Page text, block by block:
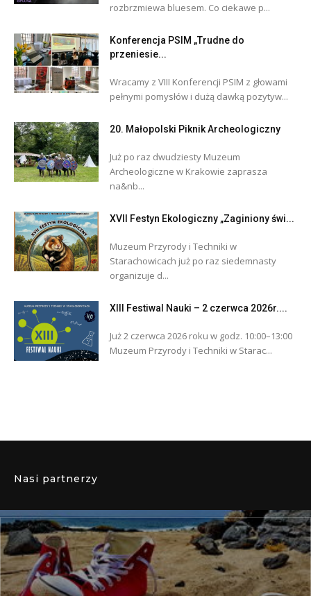
rozbrzmiewa bluesem. Co ciekawe p...
Konferencja PSIM „Trudne do
przeniesie...
Wracamy z VIII Konferencji PSIM z głowami
pełnymi pomysłów i dużą dawką pozytyw...
20. Małopolski Piknik Archeologiczny
Już po raz dwudziesty Muzeum
Archeologiczne w Krakowie zaprasza
na&nb...
XVII Festyn Ekologiczny „Zaginiony świ...
Muzeum Przyrody i Techniki w
Starachowicach już po raz siedemnasty
organizuje d...
XIII Festiwal Nauki – 2 czerwca 2026r....
Już 2 czerwca 2026 roku w godz. 10:00–13:00
Muzeum Przyrody i Techniki w Starac...
Nasi partnerzy